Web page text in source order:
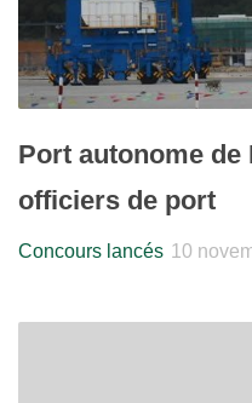
Port autonome
officiers de port
Concours lancés 10